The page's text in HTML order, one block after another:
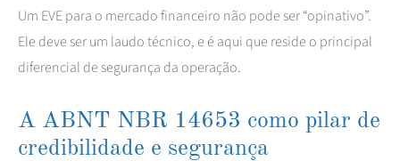
Um EVE para o mercado financeiro não pode ser “opinativo”.
Ele deve ser um laudo técnico, e é aqui que reside o principal
diferencial de segurança da operação.
A ABNT NBR 14653 como pilar de
credibilidade e segurança